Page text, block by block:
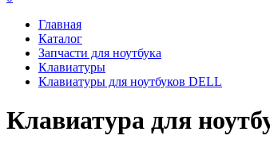
Главная
Каталог
Запчасти для ноутбука
Клавиатуры
Клавиатуры для ноутбуков DELL
Клавиатура для